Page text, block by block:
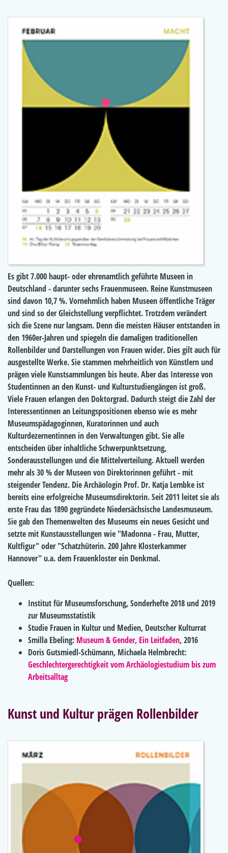
Es gibt 7.000 haupt- oder ehrenamtlich geführte Museen in
Deutschland - darunter sechs Frauenmuseen. Reine Kunstmuseen
sind davon 10,7 %. Vornehmlich haben Museen öffentliche Träger
und sind so der Gleichstellung verpflichtet. Trotzdem verändert
sich die Szene nur langsam. Denn die meisten Häuser entstanden in
den 1960er-Jahren und spiegeln die damaligen traditionellen
Rollenbilder und Darstellungen von Frauen wider. Dies gilt auch für
ausgestellte Werke. Sie stammen mehrheitlich von Künstlern und
prägen viele Kunstsammlungen bis heute. Aber das Interesse von
Studentinnen an den Kunst- und Kulturstudiengängen ist groß.
Viele Frauen erlangen den Doktorgrad. Dadurch steigt die Zahl der
Interessentinnen an Leitungspositionen ebenso wie es mehr
Museumspädagoginnen, Kuratorinnen und auch
Kulturdezernentinnen in den Verwaltungen gibt. Sie alle
entscheiden über inhaltliche Schwerpunktsetzung,
Sonderausstellungen und die Mittelverteilung. Aktuell werden
mehr als 30 % der Museen von Direktorinnen geführt - mit
steigender Tendenz. Die Archäologin Prof. Dr. Katja Lembke ist
bereits eine erfolgreiche Museumsdirektorin. Seit 2011 leitet sie als
erste Frau das 1890 gegründete Niedersächsische Landesmuseum.
Sie gab den Themenwelten des Museums ein neues Gesicht und
setzte mit Kunstausstellungen wie "Madonna - Frau, Mutter,
Kultfigur" oder "Schatzhüterin. 200 Jahre Klosterkammer
Hannover" u.a. dem Frauenkloster ein Denkmal.
Quellen:
Institut für Museumsforschung, Sonderhefte 2018 und 2019
zur Museumsstatistik
Studie Frauen in Kultur und Medien, Deutscher Kulturrat
Smilla Ebeling: Museum & Gender, Ein Leitfaden, 2016
Doris Gutsmiedl-Schümann, Michaela Helmbrecht:
Geschlechtergerechtigkeit vom Archäologiestudium bis zum
Arbeitsalltag
Kunst und Kultur prägen Rollenbilder